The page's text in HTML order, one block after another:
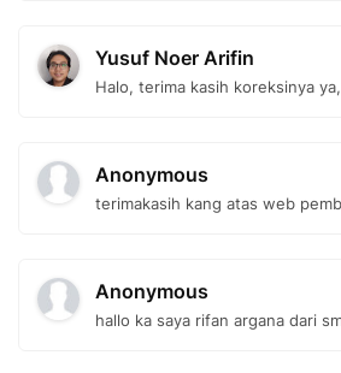
Yusuf Noer Arifin
Halo, terima kasih koreksinya
Anonymous
terimakasih kang atas web
Anonymous
hallo ka saya rifan argana dari